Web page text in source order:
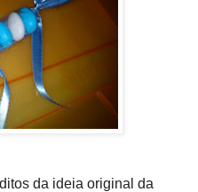
da ideia original da